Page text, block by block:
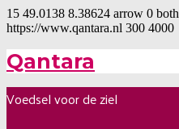
15 49.0138 8.38624 arrow 0 both
https://www.qantara.nl 300 4000
Qantara
Voedsel voor de ziel